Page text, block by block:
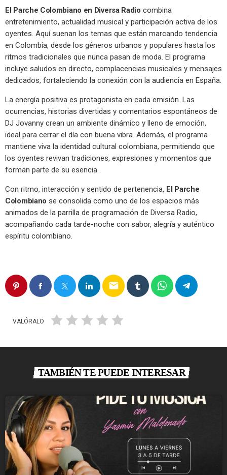
El Parche Colombiano en Diversa Radio combina
entretenimiento, actualidad musical y participación activa de los
oyentes. Aquí suenan los temas que están marcando tendencia
en Colombia, desde los géneros urbanos y populares hasta los
ritmos tradicionales que nunca pasan de moda. El programa
incluye saludos en directo, complacencias musicales y mensajes
dedicados, fortaleciendo la conexión con la audiencia en España.
La energía positiva es protagonista en cada emisión. Las
ocurrencias, historias divertidas y comentarios espontáneos de
DJ Jovanny crean un ambiente dinámico y lleno de emoción,
ideal para cerrar el día con buena vibra. Además, el programa
mantiene viva la identidad cultural colombiana, permitiendo que
los oyentes revivan tradiciones, expresiones y momentos que
forman parte de su esencia.
Con ritmo, interacción y sentido de pertenencia, El Parche
Colombiano se consolida como uno de los espacios más
animados de la parrilla de programación de Diversa Radio,
acompañando cada tarde-noche con sabor, alegría y auténtico
espíritu colombiano.
email
VALÓRALO
TAMBIÉN TE PUEDE INTERESAR